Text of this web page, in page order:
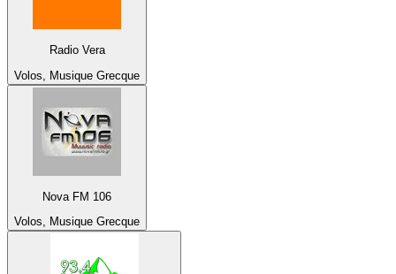
Radio Vera
Volos, Musique Grecque
Nova FM 106
Volos, Musique Grecque